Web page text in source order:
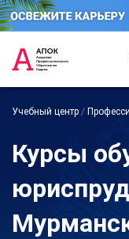
Учебный центр /
Курсы